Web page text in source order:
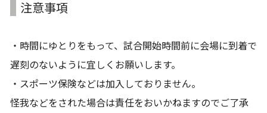
注意事項
・時間にゆとりをもって、試合開始時間前に会場に到着で
遅刻のないように宜しくお願いします。
・スポーツ保険などは加入しておりません。
怪我などをされた場合は責任をおいかねますのでご了承